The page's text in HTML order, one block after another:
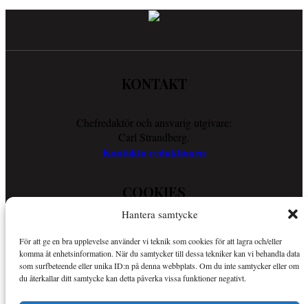
Hantera samtycke
För att ge en bra upplevelse använder vi teknik som cookies för att lagra och/eller
komma åt enhetsinformation. När du samtycker till dessa tekniker kan vi behandla data
som surfbeteende eller unika ID:n på denna webbplats. Om du inte samtycker eller om
du återkallar ditt samtycke kan detta påverka vissa funktioner negativt.
KONTAKT
Chefredaktör och ansvarig utgivare:
Carl Strandberg.
Kontakta redaktionen
COOKIES
din läsupplevelse.
Så använder vi cookies